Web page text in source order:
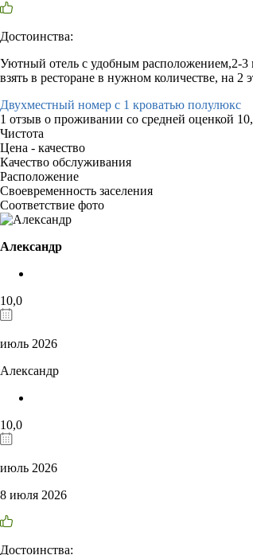
Достоинства:
Уютный отель с удобным расположением,2-
взять в ресторане в нужном количестве, на 2
Двухместный номер с 1 кроватью полулюкс
1 отзыв о проживании со средней оценкой
Чистота
Цена - качество
Качество обслуживания
Расположение
Своевременность заселения
Соответствие фото
Александр
10,0
июль 2026
Александр
10,0
июль 2026
8 июля 2026
Достоинства: